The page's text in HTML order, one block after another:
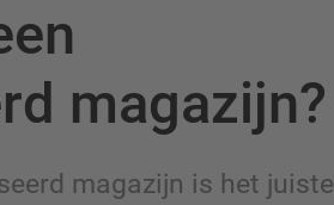
magazijn?
magazijn is het juiste